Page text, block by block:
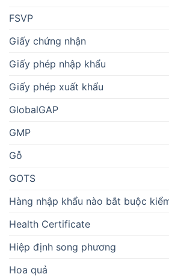
FSVP
Giấy chứng nhận
Giấy phép nhập khẩu
Giấy phép xuất khẩu
GlobalGAP
GMP
Gỗ
GOTS
Hàng nhập khẩu nào bắt buộc
Health Certificate
Hiệp định song phương
Hoa quả